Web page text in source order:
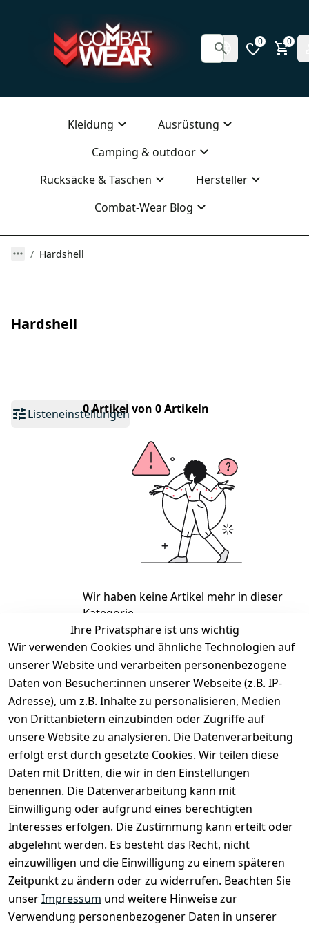
0 0
Kleidung
Ausrüstung
Camping & outdoor
Rucksäcke & Taschen
Hersteller
Combat-Wear Blog
Hardshell
Hardshell
Listeneinstellungen0 Artikel von 0 Artikeln
Wir haben keine Artikel mehr in dieser
Kategorie.
Haben Sie nicht gefunden, was Sie
suchen?
Artikel durchsuchen
Ihre Privatsphäre ist uns wichtig
Wir verwenden Cookies und ähnliche Technologien auf
unserer Website und verarbeiten personenbezogene
Daten von Besucher:innen unserer Webseite (z.B. IP-
Adresse), um z.B. Inhalte zu personalisieren, Medien
von Drittanbietern einzubinden oder Zugriffe auf
unsere Website zu analysieren. Die Datenverarbeitung
erfolgt erst durch gesetzte Cookies. Wir teilen diese
Daten mit Dritten, die wir in den Einstellungen
benennen. Die Datenverarbeitung kann mit
Einwilligung oder aufgrund eines berechtigten
Interesses erfolgen. Die Zustimmung kann erteilt oder
abgelehnt werden. Es besteht das Recht, nicht
einzuwilligen und die Einwilligung zu einem späteren
Zeitpunkt zu ändern oder zu widerrufen. Beachten Sie
unserImpressum und weitere Hinweise zur
Verwendung personenbezogener Daten in unserer
Legal
Datenschutze
rklärung
Barrierefreihe
itserklärung
Widerrufsrec
Services
Registrieren